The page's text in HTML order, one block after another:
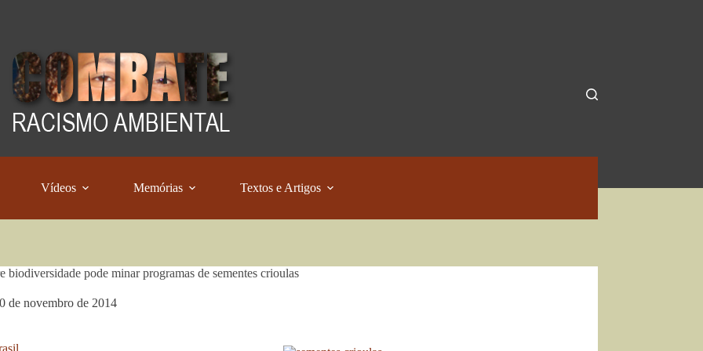
Vídeos Memórias Textos e Artigos
biodiversidade pode minar programas de sementes crioulas
de novembro de 2014